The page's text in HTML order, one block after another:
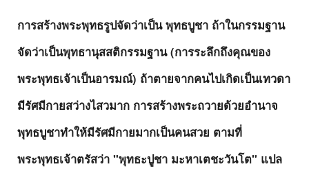
การสร้างพระพุทธรูปจัดว่าเป็นพุทธบูชา ถ้าในกรรมฐาน
จัดว่าเป็นพุทธานุสสติกรรมฐาน (การระลึกถึงคุณของ
พระพุทธเจ้าเป็นอารมณ์) ถ้าตายจากคนไปเกิดเป็นเทวดา
มีรัศมีกายสว่างไสวมาก การสร้างพระถวายด้วยอำนาจ
พุทธบูชาทำให้มีรัศมีกายมากเป็นคนสวย ตามที่
พระพุทธเจ้าตรัสว่า "พุทธะปูชา มะหาเตชะวันโต" แปล